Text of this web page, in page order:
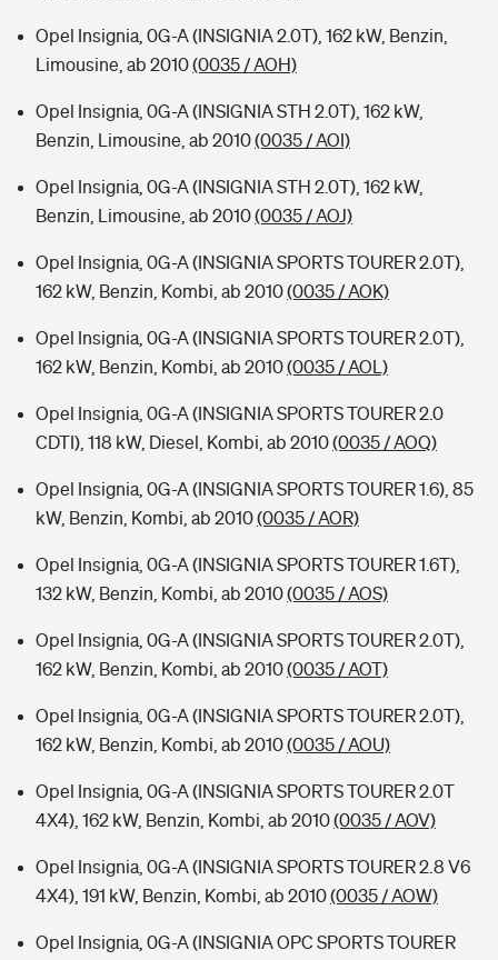
Opel Insignia, 0G-A (INSIGNIA 2.0T), 162 kW, Benzin,
Limousine, ab 2010(0035 / AOH)
Opel Insignia, 0G-A (INSIGNIA STH 2.0T), 162 kW,
Benzin, Limousine, ab 2010(0035 / AOI)
Opel Insignia, 0G-A (INSIGNIA STH 2.0T), 162 kW,
Benzin, Limousine, ab 2010(0035 / AOJ)
Opel Insignia, 0G-A (INSIGNIA SPORTS TOURER 2.0T),
162 kW, Benzin, Kombi, ab 2010(0035 / AOK)
Opel Insignia, 0G-A (INSIGNIA SPORTS TOURER 2.0T),
162 kW, Benzin, Kombi, ab 2010(0035 / AOL)
Opel Insignia, 0G-A (INSIGNIA SPORTS TOURER 2.0
CDTI), 118 kW, Diesel, Kombi, ab 2010(0035 / AOQ)
Opel Insignia, 0G-A (INSIGNIA SPORTS TOURER 1.6), 85
kW, Benzin, Kombi, ab 2010(0035 / AOR)
Opel Insignia, 0G-A (INSIGNIA SPORTS TOURER 1.6T),
132 kW, Benzin, Kombi, ab 2010(0035 / AOS)
Opel Insignia, 0G-A (INSIGNIA SPORTS TOURER 2.0T),
162 kW, Benzin, Kombi, ab 2010(0035 / AOT)
Opel Insignia, 0G-A (INSIGNIA SPORTS TOURER 2.0T),
162 kW, Benzin, Kombi, ab 2010(0035 / AOU)
Opel Insignia, 0G-A (INSIGNIA SPORTS TOURER 2.0T
4X4), 162 kW, Benzin, Kombi, ab 2010(0035 / AOV)
Opel Insignia, 0G-A (INSIGNIA SPORTS TOURER 2.8 V6
4X4), 191 kW, Benzin, Kombi, ab 2010(0035 / AOW)
Opel Insignia, 0G-A (INSIGNIA OPC SPORTS TOURER